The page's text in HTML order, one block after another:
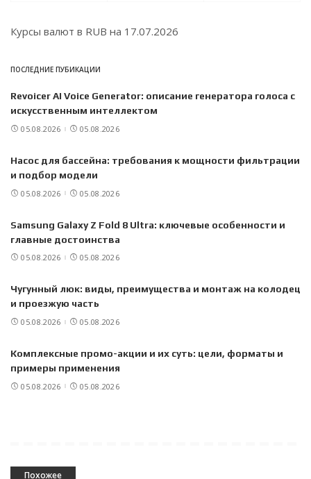
Курсы валют в RUB на 17.07.2026
ПОСЛЕДНИЕ ПУБИКАЦИИ
Revoicer AI Voice Generator: описание генератора голоса с
искусственным интеллектом
05.08.2026 05.08.2026
Насос для бассейна: требования к мощности фильтрации
и подбор модели
05.08.2026 05.08.2026
Samsung Galaxy Z Fold 8 Ultra: ключевые особенности и
главные достоинства
05.08.2026 05.08.2026
Чугунный люк: виды, преимущества и монтаж на колодец
и проезжую часть
05.08.2026 05.08.2026
Комплексные промо-акции и их суть: цели, форматы и
примеры применения
05.08.2026 05.08.2026
Похожее